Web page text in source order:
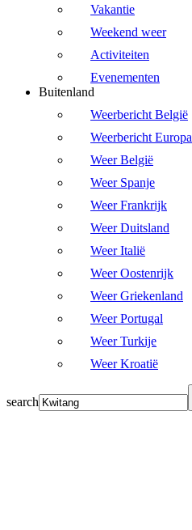
Vakantie
Weekend weer
Activiteiten
Evenementen
Buitenland
Weerbericht België
Weerbericht Europa
Weer België
Weer Spanje
Weer Frankrijk
Weer Duitsland
Weer Italië
Weer Oostenrijk
Weer Griekenland
Weer Portugal
Weer Turkije
Weer Kroatië
search